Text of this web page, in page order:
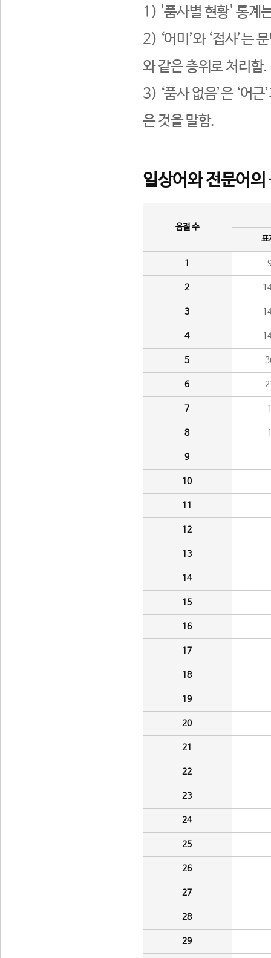
1) '품사별 현황' 통계
2) ‘어미’와 ‘접사’는
와 같은 층위로 처리함.
3) ‘품사 없음’은 ‘어
은 것을 말함.
일상어와 전문어의
음절 수
표
1
2
3
4
5
6
7
8
9
10
11
12
13
14
15
16
17
18
19
20
21
22
23
24
25
26
27
28
29